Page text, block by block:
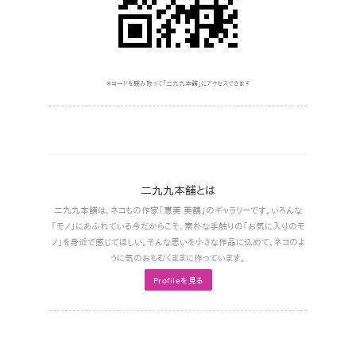
＊コードを読み取って｢二九九本舗｣にアクセスできます
二九九本舗とは
二九九本舗は､ネコもの作家｢惠美 美鶴｣のギャラリーです。いろんな
｢モノ｣にあふれている今だからこそ､素朴な手触りの｢お気に入りのモ
ノ｣を身近で感じてほしい。そんな思いを小さな作品に込めて､ネコのよ
うに気のおもむくままに作っています。
Profileを見る